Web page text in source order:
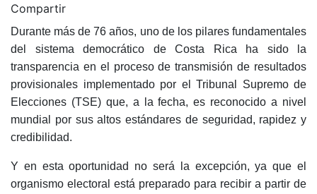
Compartir
Durante más de 76 años, uno de los pilares fundamentales
del sistema democrático de Costa Rica ha sido la
transparencia en el proceso de transmisión de resultados
provisionales implementado por el Tribunal Supremo de
Elecciones (TSE) que, a la fecha, es reconocido a nivel
mundial por sus altos estándares de seguridad, rapidez y
credibilidad.
Y en esta oportunidad no será la excepción, ya que el
organismo electoral está preparado para recibir a partir de